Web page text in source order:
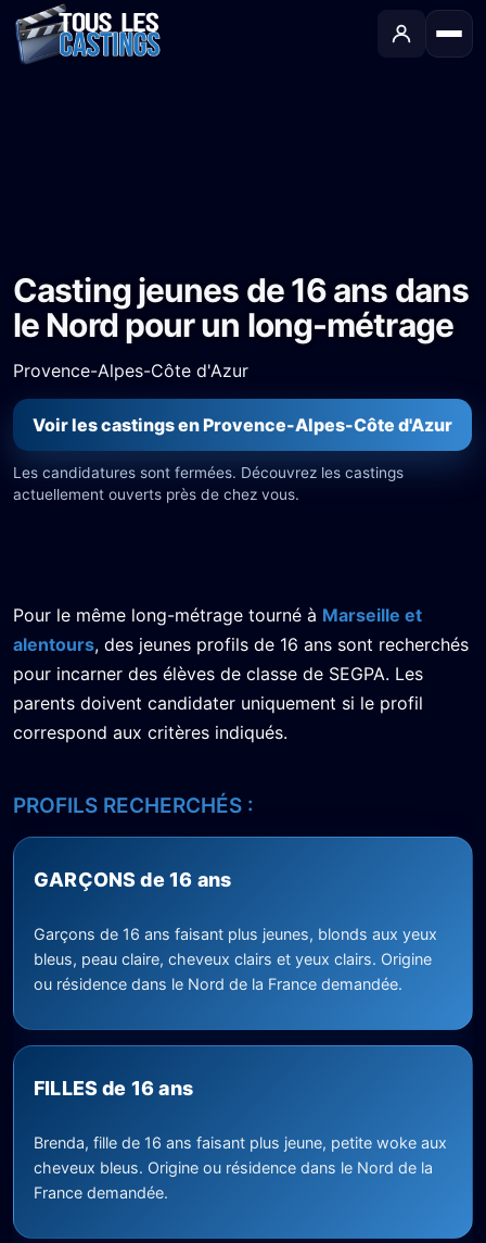
Casting jeunes de 16 ans dans
le Nord pour un long-métrage
Provence-Alpes-Côte d'Azur
Voir les castings en Provence-Alpes-Côte d'Azur
Les candidatures sont fermées. Découvrez les castings
actuellement ouverts près de chez vous.
Pour le même long-métrage tourné à Marseille et
alentours, des jeunes profils de 16 ans sont recherchés
pour incarner des élèves de classe de SEGPA. Les
parents doivent candidater uniquement si le profil
correspond aux critères indiqués.
PROFILS RECHERCHÉS :
GARÇONS de 16 ans
Garçons de 16 ans faisant plus jeunes, blonds aux yeux
bleus, peau claire, cheveux clairs et yeux clairs. Origine
ou résidence dans le Nord de la France demandée.
FILLES de 16 ans
Brenda, fille de 16 ans faisant plus jeune, petite woke aux
cheveux bleus. Origine ou résidence dans le Nord de la
France demandée.